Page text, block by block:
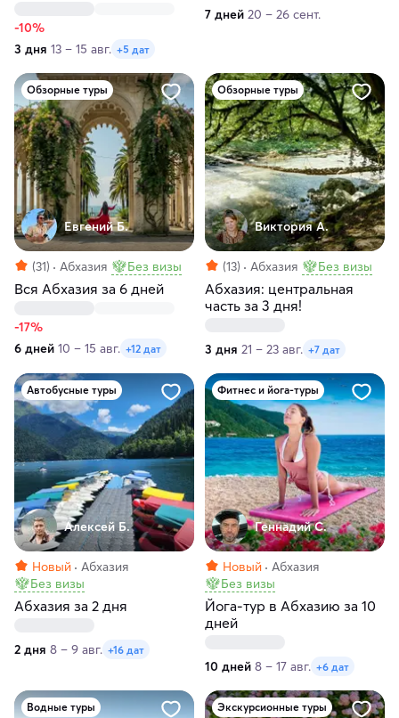
-10%
3 дня 13 – 15 авг. +5 дат
7 дней 20 – 26 сент.
Обзорные туры
Евгений Б.
(31) Абхазия Без визы
Вся Абхазия за 6 дней
-17%
6 дней 10 – 15 авг. +12 дат
Обзорные туры
Виктория А.
(13) Абхазия Без визы
Абхазия: центральная
часть за 3 дня!
3 дня 21 – 23 авг. +7 дат
Автобусные туры
Алексей Б.
Новый
Абхазия
Без визы
Абхазия за 2 дня
2 дня 8 – 9 авг. +16 дат
Фитнес и йога-туры
Геннадий С.
Новый
Абхазия
Без визы
Йога-тур в Абхазию за 10
дней
10 дней 8 – 17 авг. +6 дат
Водные туры Экскурсионные туры